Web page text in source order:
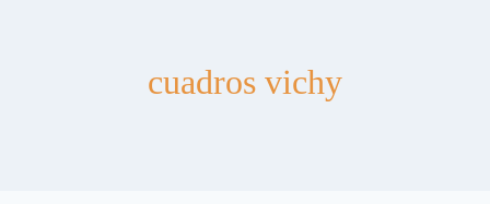
cuadros vichy